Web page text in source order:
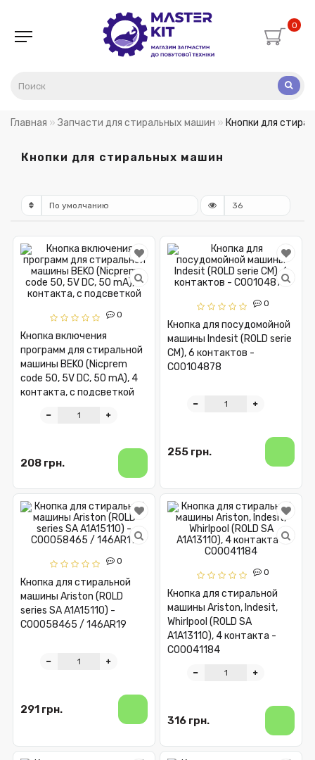
0
Главная Запчасти для стиральных машин Кнопки для
Кнопки для стиральных машин
0
Кнопка включения
программ для стиральной
машины BEKO (Nicprem
code 50, 5V DC, 50 mA), 4
контакта, с подсветкой
208 грн.
0
Кнопка для посудомойной
машины Indesit (ROLD serie
CM), 6 контактов -
C00104878
255 грн.
0
Кнопка для стиральной
машины Ariston (ROLD
series SA A1A15110) -
C00058465 / 146AR19
291 грн.
0
Кнопка для стиральной
машины Ariston, Indesit,
Whirlpool (ROLD SA
A1A13110), 4 контакта -
C00041184
316 грн.